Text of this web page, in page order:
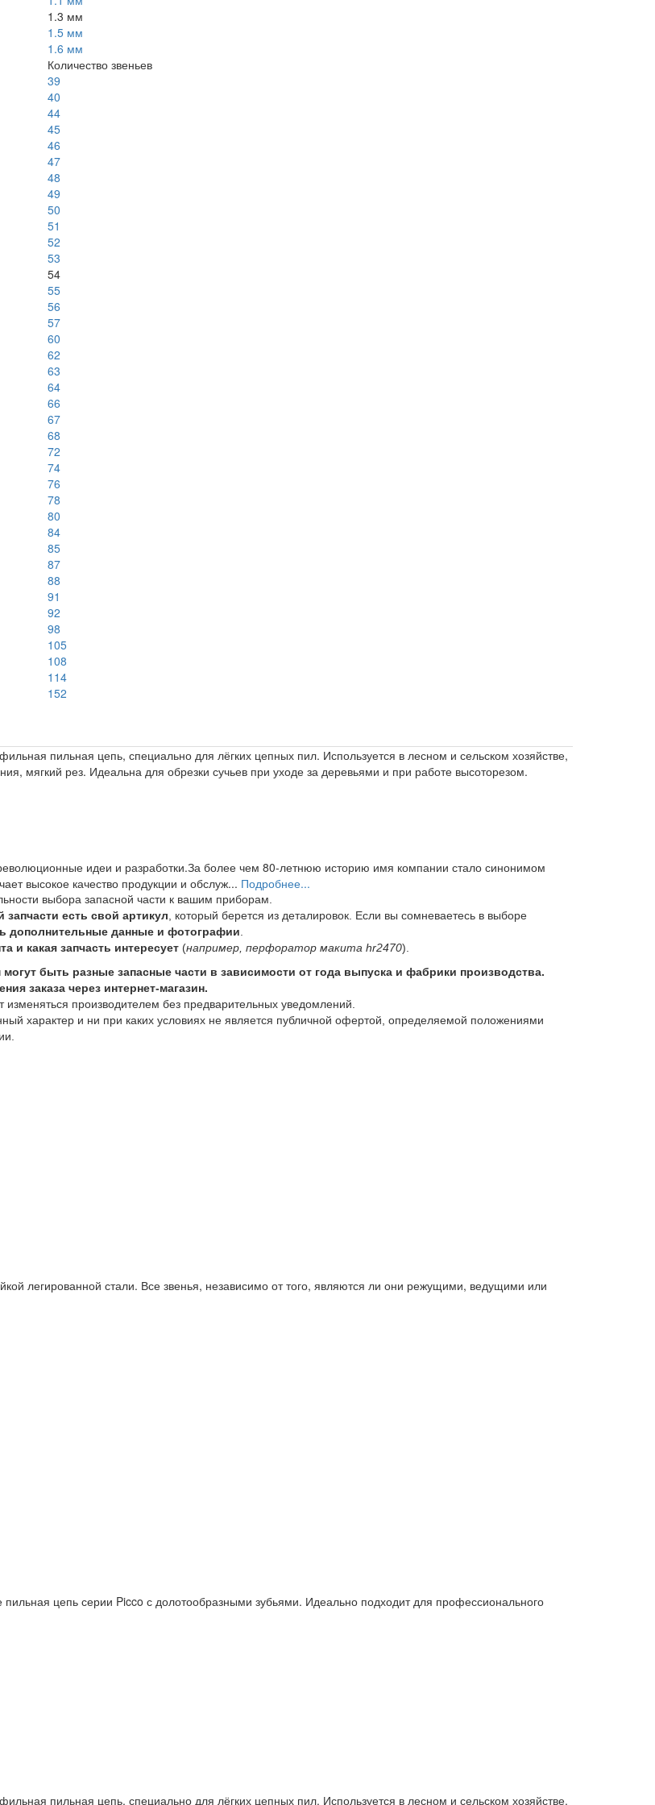
1.3 мм
1.5 мм
1.6 мм
Количество звеньев
39
40
44
45
46
47
48
49
50
51
52
53
54
55
56
57
60
62
63
64
66
67
68
72
74
76
78
80
84
85
87
88
91
92
98
105
108
114
152
пильная цепь, специально для лёгких цепных пил. Используется в лесном и сельском хозяйстве,
мягкий рез. Идеальна для обрезки сучьев при уходе за деревьями и при работе высоторезом.
идеи и разработки.За более чем 80-летнюю историю имя компании стало синонимом
высокое качество продукции и обслуж... Подробнее...
выбора запасной части к вашим приборам.
запчасти есть свой артикул , который берется из деталировок. Если вы сомневаетесь в выборе
дополнительные данные и фотографии
и какая запчасть интересует (например, перфоратор макита hr2470).
быть разные запасные части в зависимости от года выпуска и фабрики производства.
заказа через интернет-магазин.
производителем без предварительных уведомлений.
характер и ни при каких условиях не является публичной офертой, определяемой положениями
легированной стали. Все звенья, независимо от того, являются ли они режущими, ведущими или
цепь серии Picco с долотообразными зубьями. Идеально подходит для профессионального
пильная цепь, специально для лёгких цепных пил. Используется в лесном и сельском хозяйстве,